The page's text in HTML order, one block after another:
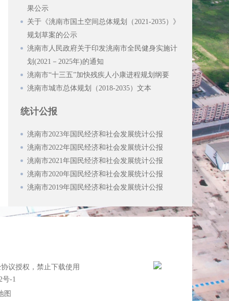
果公示
关于《洮南市国土空间总体规划（2021-2035）》
规划草案的公示
洮南市人民政府关于印发洮南市全民健身实施计
划(2021－2025年)的通知
洮南市“十三五”加快残疾人小康进程规划纲要
洮南市城市总体规划（2018-2035）文本
统计公报
洮南市2023年国民经济和社会发展统计公报
洮南市2022年国民经济和社会发展统计公报
洮南市2021年国民经济和社会发展统计公报
洮南市2020年国民经济和社会发展统计公报
洮南市2019年国民经济和社会发展统计公报
议授权，禁止下载使用
号-1
图